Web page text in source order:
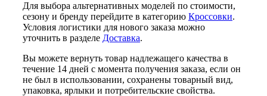
Для выбора альтернативных моделей по стоимости,
сезону и бренду перейдите в категорию Кроссовки.
Условия логистики для нового заказа можно
уточнить в разделе Доставка.
Вы можете вернуть товар надлежащего качества в
течение 14 дней с момента получения заказа, если он
не был в использовании, сохранены товарный вид,
упаковка, ярлыки и потребительские свойства.